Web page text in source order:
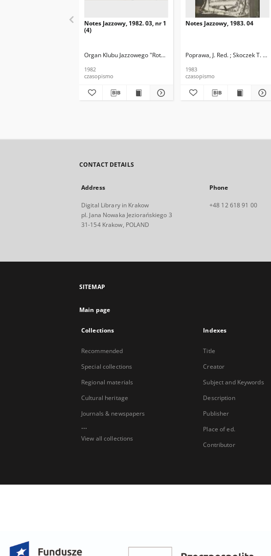
Notes Jazzowy, 1982. 03, nr 1
(4)
Organ Klubu Jazzowego "Rotunda" Skoczek, T. Red.
1982
czasopismo
Notes Jazzowy, 1983. 04
Poprawa, J. Red. ; Skoczek T. Red.
1983
czasopismo
CONTACT DETAILS
Address
Digital Library in Krakow
pl. Jana Nowaka Jeziorańskiego 3
31-154 Krakow, POLAND
Phone
+48 12 618 91 00
SITEMAP
Main page
Collections
Recommended
Special collections
Regional materials
Cultural heritage
Journals & newspapers
...
View all collections
Indexes
Title
Creator
Subject and Keywords
Description
Publisher
Place of ed.
Contributor